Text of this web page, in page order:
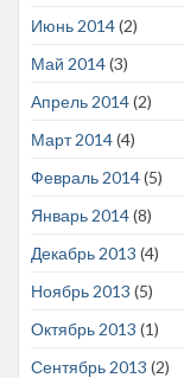
Июнь 2014(2)
Май 2014(3)
Апрель 2014(2)
Март 2014(4)
Февраль 2014(5)
Январь 2014(8)
Декабрь 2013 (4)
Ноябрь 2013 (5)
Октябрь 2013 (1)
Сентябрь 2013 (2)